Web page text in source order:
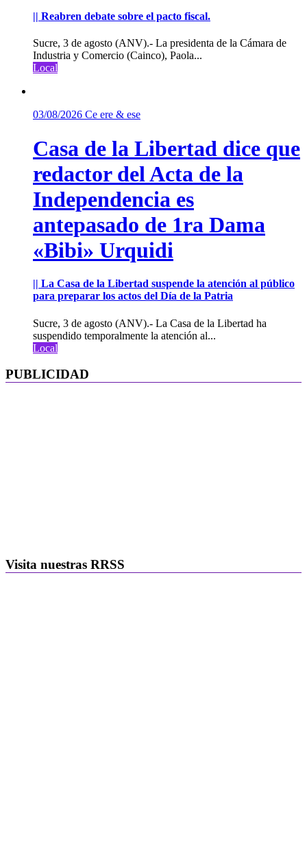
|| Reabren debate sobre el pacto fiscal.
Sucre, 3 de agosto (ANV).- La presidenta de la Cámara de
Industria y Comercio (Cainco), Paola...
Local
03/08/2026 Ce ere & ese
Casa de la Libertad dice que
redactor del Acta de la
Independencia es
antepasado de 1ra Dama
«Bibi» Urquidi
|| La Casa de la Libertad suspende la atención al público
para preparar los actos del Día de la Patria
Sucre, 3 de agosto (ANV).- La Casa de la Libertad ha
suspendido temporalmente la atención al...
Local
PUBLICIDAD
Visita nuestras RRSS